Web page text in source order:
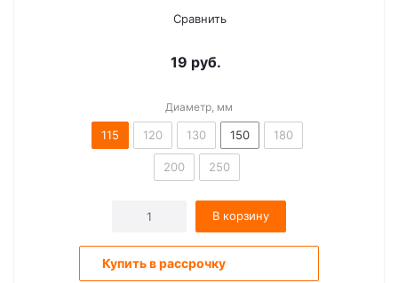
Сравнить
19 руб.
Диаметр, мм
115 120 130 150 180
200 250
В корзину
Купить в рассрочку